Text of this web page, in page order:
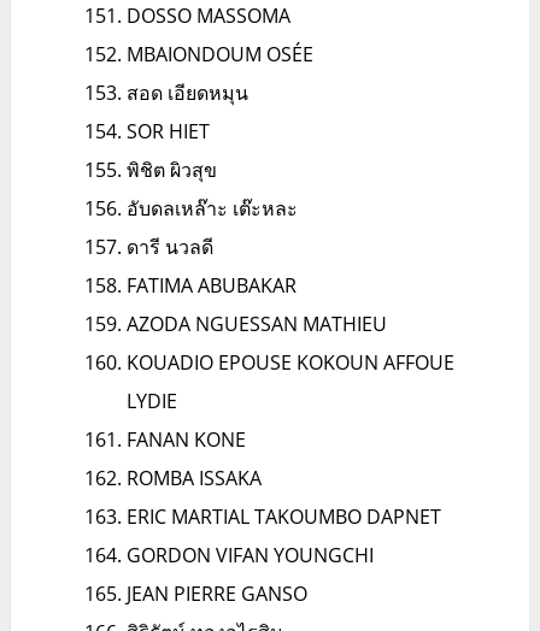
DOSSO MASSOMA
MBAIONDOUM OSÉE
สอด เอียดหมุน
SOR HIET
พิชิต ผิวสุข
อับดลเหล๊าะ เต๊ะหละ
ดารี นวลดี
FATIMA ABUBAKAR
AZODA NGUESSAN MATHIEU
KOUADIO EPOUSE KOKOUN AFFOUE
LYDIE
FANAN KONE
ROMBA ISSAKA
ERIC MARTIAL TAKOUMBO DAPNET
GORDON VIFAN YOUNGCHI
JEAN PIERRE GANSO